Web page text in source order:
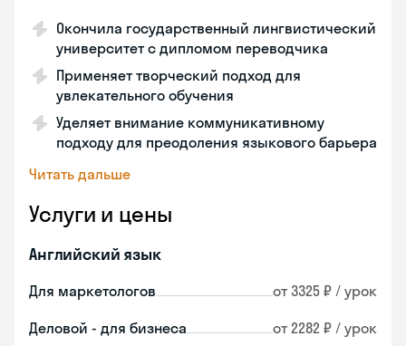
Окончила государственный лингвистический
университет с дипломом переводчика
Применяет творческий подход для
увлекательного обучения
Уделяет внимание коммуникативному
подходу для преодоления языкового барьера
Читать дальше
Услуги и цены
Английский язык
Для маркетологов от 3325 ₽ / урок
Деловой - для бизнеса от 2282 ₽ / урок